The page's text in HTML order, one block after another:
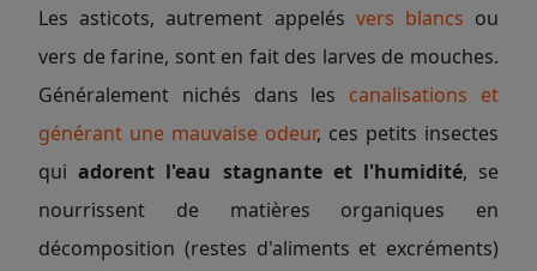
Les asticots, autrement appelés vers blancs ou
vers de farine, sont en fait des larves de mouches.
Généralement nichés dans les canalisations et
générant une mauvaise odeur, ces petits insectes
quiadorent l'eau stagnante et l'humidité, se
nourrissent de matières organiques en
décomposition (restes d'aliments et excréments)